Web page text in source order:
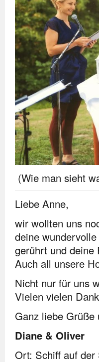
(Wie man sieht
Liebe Anne,
wir wollten uns
deine
gerührt und deine
Auch all unsere
Nicht nur für uns
Vielen vielen
Ganz liebe
Diane & Oliver
Ort: Schiff auf